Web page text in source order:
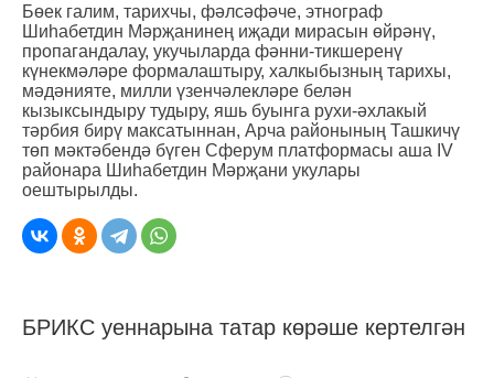
Бөек галим, тарихчы, фәлсәфәче, этнограф
Шиһабетдин Мәрҗанинең иҗади мирасын өйрәнү,
пропагандалау, укучыларда фәнни-тикшеренү
күнекмәләре формалаштыру, халкыбызның тарихы,
мәдәнияте, милли үзенчәлекләре белән
кызыксындыру тудыру, яшь буынга рухи-әхлакый
тәрбия бирү максатыннан, Арча районының Ташкичү
төп мәктәбендә бүген Сферум платформасы аша IV
районара Шиһабетдин Мәрҗани укулары
оештырылды.
БРИКС уеннарына татар көрәше кертелгән